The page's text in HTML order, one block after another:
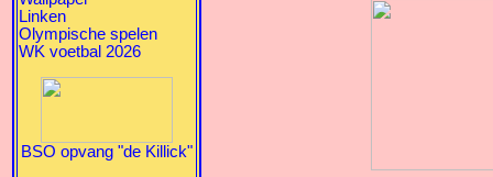
Linken
Olympische spelen
WK voetbal 2026
BSO opvang "de Killick"